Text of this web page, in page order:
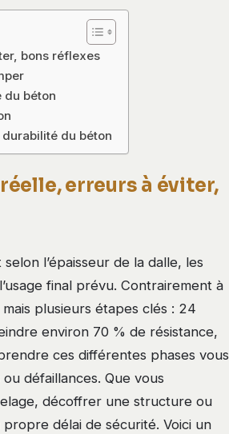
bons réflexes
du béton
du béton
erreurs à éviter,
l’épaisseur de la dalle, les
final prévu. Contrairement à
plusieurs étapes clés : 24
environ 70 % de résistance,
ces différentes phases vous
défaillances. Que vous
décoffrer une structure ou
délai de sécurité. Voici un